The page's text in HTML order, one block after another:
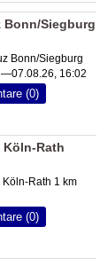
Bonn/Siegburg
Bonn/Siegburg
16:02
(0)
Rath
Rath 1 km
(0)